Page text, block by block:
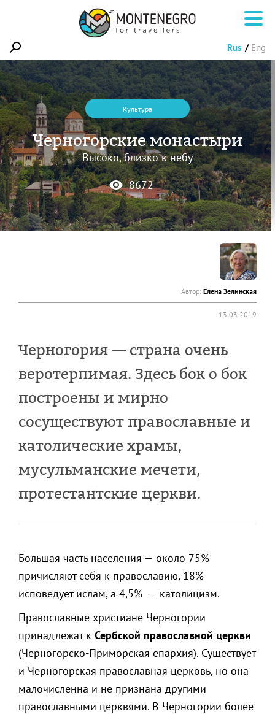
Rus Eng
Культура
Черногорские монастыри
Высоко, близко к небу
8672
Автор: Елена Зелинская
13.03.2019
Черногория — страна очень
веротерпимая. Здесь бок о бок
построены и мирно
сосуществуют православные и
католические храмы,
мусульманские мечети,
протестантские церкви.
Большая часть населения — около 75%
причисляют себя к православию, 18%
исповедует ислам, а 4,5% — католицизм.
Православные христиане Черногории
принадлежат к Сербской православной церкви
(Черногорско-Приморская епархия). Существует
и Черногорская православная церковь, но она
малочисленна и не признана другими
православными церквями. В Черногории более